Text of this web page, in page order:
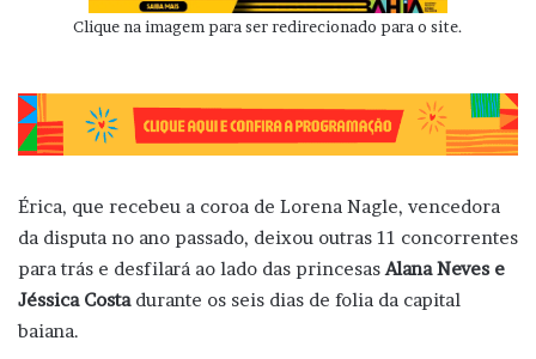
Clique na imagem para ser redirecionado para o site.
Érica, que recebeu a coroa de Lorena Nagle, vencedora
da disputa no ano passado, deixou outras 11 concorrentes
para trás e desfilará ao lado das princesas Alana Neves e
Jéssica Costadurante os seis dias de folia da capital
baiana.